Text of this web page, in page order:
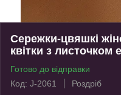
Сережки-цвяшкі
квітки з листочком
Готово до відправки
Код: J-2061
Роздріб